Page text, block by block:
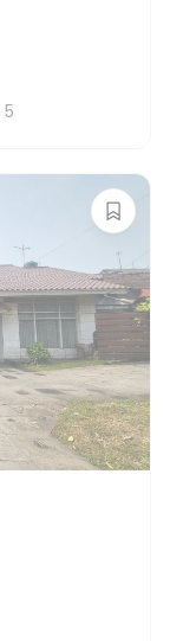
5